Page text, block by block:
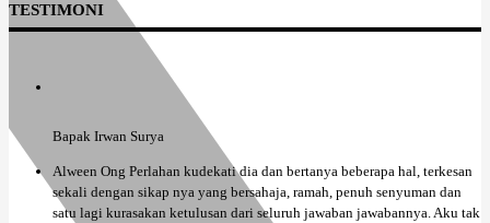
TESTIMONI
Bapak Irwan Surya
Alween Ong Perlahan kudekati dia dan bertanya beberapa hal, terkesan
sekali dengan sikap nya yang bersahaja, ramah, penuh senyuman dan
satu lagi kurasakan ketulusan dari seluruh jawaban jawabannya. Aku tak